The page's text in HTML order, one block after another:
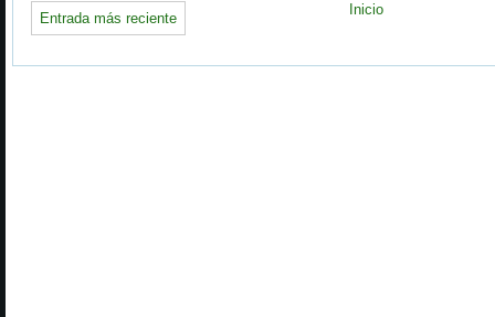
Entrada más reciente
Inicio